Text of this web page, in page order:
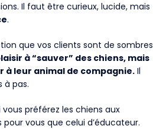
Il faut être curieux, lucide, mais
.
que vos clients sont de sombres
à “sauver” des chiens, mais
à leur animal de compagnie. Il
à pas.
préférez les chiens aux
vous que celui d’éducateur.